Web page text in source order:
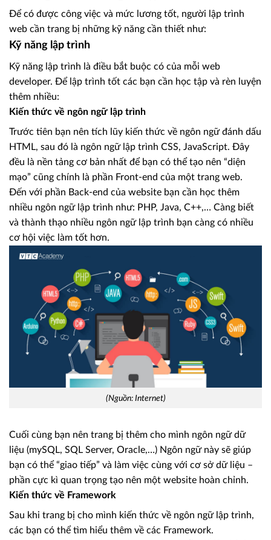
Để có được công việc và mức lương tốt, người lập trình
web cần trang bị những kỹ năng cần thiết như:
Kỹ năng lập trình
Kỹ năng lập trình là điều bắt buộc có của mỗi web
developer. Để lập trình tốt các bạn cần học tập và rèn luyện
thêm nhiều:
Kiến thức về ngôn ngữ lập trình
Trước tiên bạn nên tích lũy kiến thức về ngôn ngữ đánh dấu
HTML, sau đó là ngôn ngữ lập trình CSS, JavaScript. Đây
đều là nền tảng cơ bản nhất để bạn có thể tạo nên “diện
mạo” cũng chính là phần Front-end của một trang web.
Đến với phần Back-end của website bạn cần học thêm
nhiều ngôn ngữ lập trình như: PHP, Java, C++,… Càng biết
và thành thạo nhiều ngôn ngữ lập trình bạn càng có nhiều
cơ hội việc làm tốt hơn.
(Nguồn: Internet)
Cuối cùng bạn nên trang bị thêm cho mình ngôn ngữ dữ
liệu (mySQL, SQL Server, Oracle,…) Ngôn ngữ này sẽ giúp
bạn có thể “giao tiếp” và làm việc cùng với cơ sở dữ liệu –
phần cực kì quan trọng tạo nên một website hoàn chỉnh.
Kiến thức về Framework
Sau khi trang bị cho mình kiến thức về ngôn ngữ lập trình,
các bạn có thể tìm hiểu thêm về các Framework.